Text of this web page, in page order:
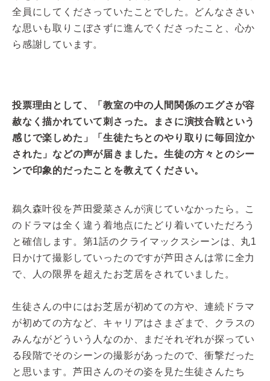
全員にしてくださっていたことでした。どんなささい
な思いも取りこぼさずに進んでくださったこと、心か
ら感謝しています。
投票理由として、「教室の中の人間関係のエグさが容
赦なく描かれていて刺さった。まさに演技合戦という
感じで楽しめた」「生徒たちとのやり取りに毎回泣か
された」などの声が届きました。生徒の方々とのシー
ンで印象的だったことを教えてください。
鵜久森叶役を芦田愛菜さんが演じていなかったら。こ
のドラマは全く違う着地点にたどり着いていただろう
と確信します。第1話のクライマックスシーンは、丸1
日かけて撮影していったのですが芦田さんは常に全力
で、人の限界を超えたお芝居をされていました。
生徒さんの中にはお芝居が初めての方や、連続ドラマ
が初めての方など、キャリアはさまざまで、クラスの
みんながどういう人なのか、まだそれぞれが探ってい
る段階でそのシーンの撮影があったので、衝撃だった
と思います。芦田さんのその姿を見た生徒さんたち